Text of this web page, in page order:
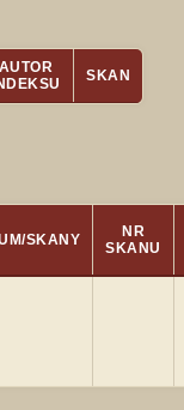
AUTOR
SKAN
SKANY
NR
SKANU